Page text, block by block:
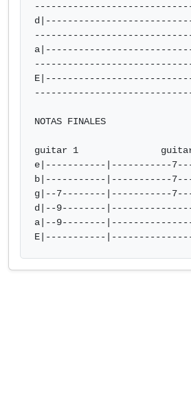
NOTAS FINALES
guitar 1
e|-----------|-----------
b|-----------|-----------
g|--7--------|-----------
d|--9--------
a|--9--------